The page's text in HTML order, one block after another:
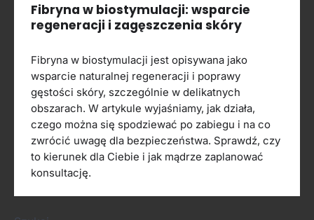
Fibryna w biostymulacji: wsparcie
regeneracji i zagęszczenia skóry
Fibryna w biostymulacji jest opisywana jako
wsparcie naturalnej regeneracji i poprawy
gęstości skóry, szczególnie w delikatnych
obszarach. W artykule wyjaśniamy, jak działa,
czego można się spodziewać po zabiegu i na co
zwrócić uwagę dla bezpieczeństwa. Sprawdź, czy
to kierunek dla Ciebie i jak mądrze zaplanować
konsultację.